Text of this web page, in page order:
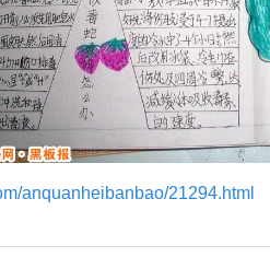
anquanheibanbao/21294.html